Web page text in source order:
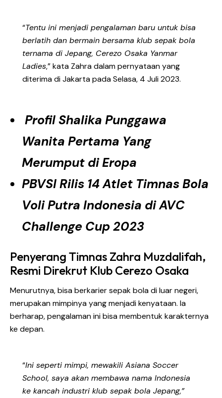
“Tentu ini menjadi pengalaman baru untuk bisa
berlatih dan bermain bersama klub sepak bola
ternama di Jepang, Cerezo Osaka Yanmar
Ladies,” kata Zahra dalam pernyataan yang
diterima di Jakarta pada Selasa, 4 Juli 2023.
Profil Shalika Punggawa
Wanita Pertama Yang
Merumput di Eropa
PBVSI Rilis 14 Atlet Timnas Bola
Voli Putra Indonesia di AVC
Challenge Cup 2023
Penyerang Timnas Zahra Muzdalifah,
Resmi Direkrut Klub Cerezo Osaka
Menurutnya, bisa berkarier sepak bola di luar negeri,
merupakan mimpinya yang menjadi kenyataan. Ia
berharap, pengalaman ini bisa membentuk karakternya
ke depan.
“Ini seperti mimpi, mewakili Asiana Soccer
School, saya akan membawa nama Indonesia
ke kancah industri klub sepak bola Jepang,”